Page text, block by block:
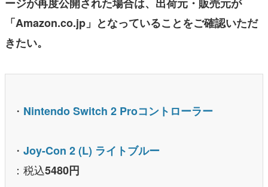
「Amazon.co.jp」となっていることをご確認いただ
きたい。
・ Nintendo Switch 2 Proコントローラー
・ Joy-Con 2 (L) ライトブルー
：税込5480円